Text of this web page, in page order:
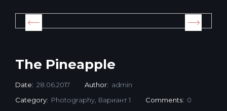
The Pineapple
Date: 28.06.2017 Author: admin
Category: Photography, Вариант 1 Comments: 0